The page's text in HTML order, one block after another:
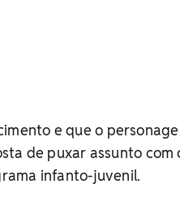
e que o
de puxar assunto com
infanto-juvenil.